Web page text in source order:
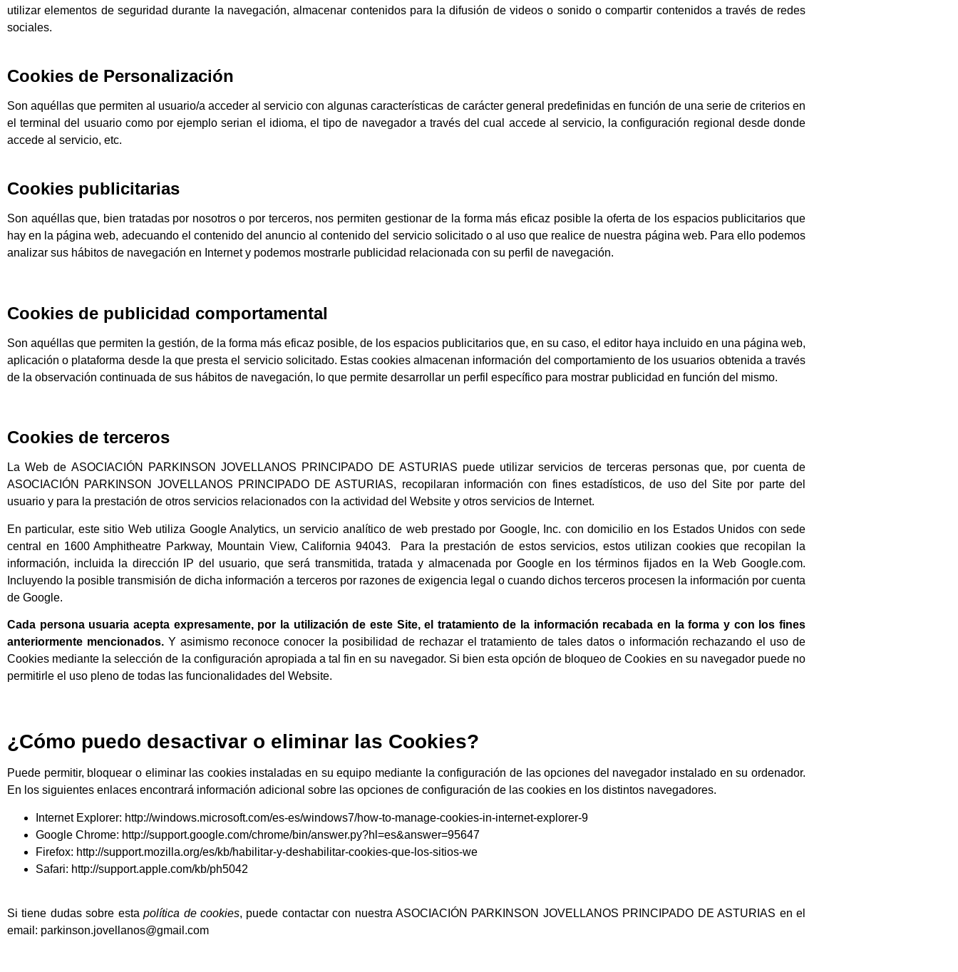
utilizar elementos de seguridad durante la navegación, almacenar contenidos para la difusión de videos o sonido o compartir contenidos a través de redes
sociales.
Cookies de Personalización
Son aquéllas que permiten al usuario/a acceder al servicio con algunas características de carácter general predefinidas en función de una serie de criterios en
el terminal del usuario como por ejemplo serian el idioma, el tipo de navegador a través del cual accede al servicio, la configuración regional desde donde
accede al servicio, etc.
Cookies publicitarias
Son aquéllas que, bien tratadas por nosotros o por terceros, nos permiten gestionar de la forma más eficaz posible la oferta de los espacios publicitarios que
hay en la página web, adecuando el contenido del anuncio al contenido del servicio solicitado o al uso que realice de nuestra página web. Para ello podemos
analizar sus hábitos de navegación en Internet y podemos mostrarle publicidad relacionada con su perfil de navegación.
Cookies de publicidad comportamental
Son aquéllas que permiten la gestión, de la forma más eficaz posible, de los espacios publicitarios que, en su caso, el editor haya incluido en una página web,
aplicación o plataforma desde la que presta el servicio solicitado. Estas cookies almacenan información del comportamiento de los usuarios obtenida a través
de la observación continuada de sus hábitos de navegación, lo que permite desarrollar un perfil específico para mostrar publicidad en función del mismo.
Cookies de terceros
La Web de ASOCIACIÓN PARKINSON JOVELLANOS PRINCIPADO DE ASTURIAS puede utilizar servicios de terceras personas que, por cuenta de
ASOCIACIÓN PARKINSON JOVELLANOS PRINCIPADO DE ASTURIAS, recopilaran información con fines estadísticos, de uso del Site por parte del
usuario y para la prestación de otros servicios relacionados con la actividad del Website y otros servicios de Internet.
En particular, este sitio Web utiliza Google Analytics, un servicio analítico de web prestado por Google, Inc. con domicilio en los Estados Unidos con sede
central en 1600 Amphitheatre Parkway, Mountain View, California 94043. Para la prestación de estos servicios, estos utilizan cookies que recopilan la
información, incluida la dirección IP del usuario, que será transmitida, tratada y almacenada por Google en los términos fijados en la Web Google.com.
Incluyendo la posible transmisión de dicha información a terceros por razones de exigencia legal o cuando dichos terceros procesen la información por cuenta
de Google.
Cada persona usuaria acepta expresamente, por la utilización de este Site, el tratamiento de la información recabada en la forma y con los fines
anteriormente mencionados.Y asimismo reconoce conocer la posibilidad de rechazar el tratamiento de tales datos o información rechazando el uso de
Cookies mediante la selección de la configuración apropiada a tal fin en su navegador. Si bien esta opción de bloqueo de Cookies en su navegador puede no
permitirle el uso pleno de todas las funcionalidades del Website.
¿Cómo puedo desactivar o eliminar las Cookies?
Puede permitir, bloquear o eliminar las cookies instaladas en su equipo mediante la configuración de las opciones del navegador instalado en su ordenador.
En los siguientes enlaces encontrará información adicional sobre las opciones de configuración de las cookies en los distintos navegadores.
Internet Explorer: http://windows.microsoft.com/es-es/windows7/how-to-manage-cookies-in-internet-explorer-9
Google Chrome: http://support.google.com/chrome/bin/answer.py?hl=es&answer=95647
Firefox: http://support.mozilla.org/es/kb/habilitar-y-deshabilitar-cookies-que-los-sitios-we
Safari: http://support.apple.com/kb/ph5042
Si tiene dudas sobre estapolítica de cookies, puede contactar con nuestra ASOCIACIÓN PARKINSON JOVELLANOS PRINCIPADO DE ASTURIAS en el
email: parkinson.jovellanos@gmail.com